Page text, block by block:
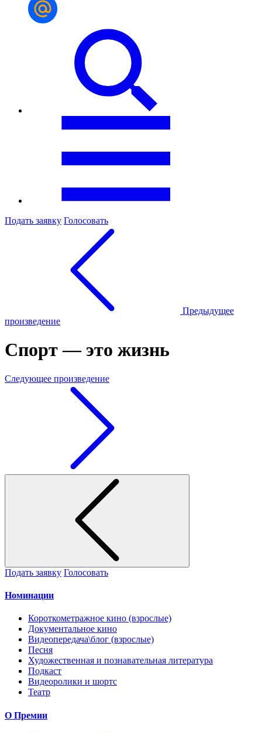
Подать заявку Голосовать
Предыдущее
произведение
Спорт — это жизнь
Следующее произведение
Подать заявку Голосовать
Номинации
Короткометражное кино (взрослые)
Документальное кино
Видеопередача\блог (взрослые)
Песня
Художественная и познавательная литература
Подкаст
Видеоролики и шортс
Театр
О Премии